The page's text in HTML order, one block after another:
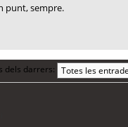
punt, sempre.
dels darrers: